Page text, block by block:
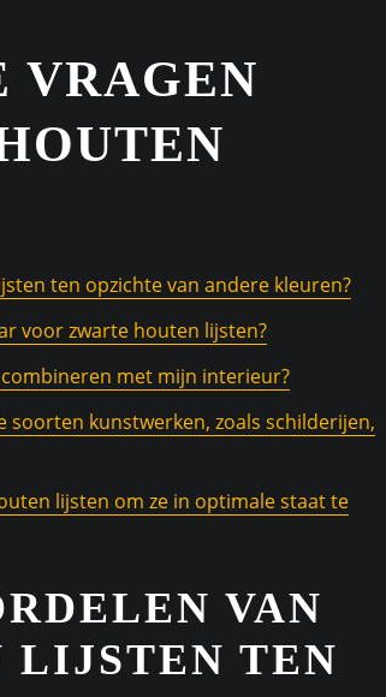
VRAGEN
ten opzichte van andere kleuren?
voor zwarte houten lijsten?
met mijn interieur?
kunstwerken, zoals schilderijen,
lijsten om ze in optimale staat te
VAN
LIJSTEN TEN